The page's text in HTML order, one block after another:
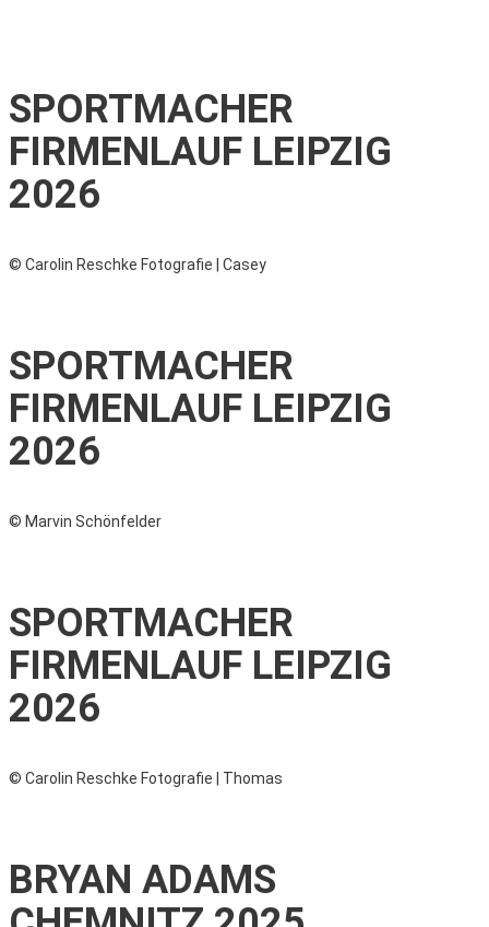
SPORTMACHER
FIRMENLAUF LEIPZIG
2026
© Carolin Reschke Fotografie | Casey
SPORTMACHER
FIRMENLAUF LEIPZIG
2026
© Marvin Schönfelder
SPORTMACHER
FIRMENLAUF LEIPZIG
2026
© Carolin Reschke Fotografie | Thomas
BRYAN ADAMS